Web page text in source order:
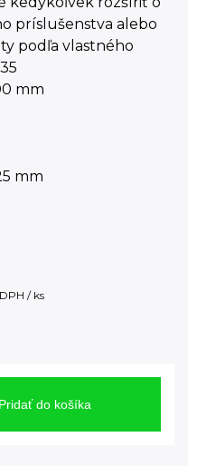
príslušenstva alebo
podľa vlastného
mm
mm
/ ks
Pridať do košíka